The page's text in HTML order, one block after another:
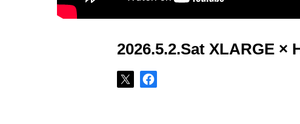
2026.5.2.Sat XLARGE ×